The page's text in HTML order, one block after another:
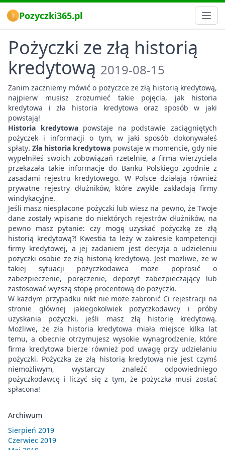
Pozyczki365.pl
Pożyczki ze złą historią
kredytową 2019-08-15
Zanim zaczniemy mówić o pożyczce ze złą historią kredytową,
najpierw musisz zrozumieć takie pojęcia, jak historia
kredytowa i zła historia kredytowa oraz sposób w jaki
powstają!
Historia kredytowa powstaje na podstawie zaciągniętych
pożyczek i informacji o tym, w jaki sposób dokonywałeś
spłaty. Zła historia kredytowa powstaje w momencie, gdy nie
wypełniłeś swoich zobowiązań rzetelnie, a firma wierzyciela
przekazała takie informacje do Banku Polskiego zgodnie z
zasadami rejestru kredytowego. W Polsce działają również
prywatne rejestry dłużników, które zwykle zakładają firmy
windykacyjne.
Jeśli masz niespłacone pożyczki lub wiesz na pewno, że Twoje
dane zostały wpisane do niektórych rejestrów dłużników, na
pewno masz pytanie: czy mogę uzyskać pożyczkę ze złą
historią kredytową?! Kwestia ta leży w zakresie kompetencji
firmy kredytowej, a jej zadaniem jest decyzja o udzieleniu
pożyczki osobie ze złą historią kredytową. Jest możliwe, że w
takiej sytuacji pożyczkodawca może poprosić o
zabezpieczenie, poręczenie, depozyt zabezpieczający lub
zastosować wyższą stopę procentową do pożyczki.
W każdym przypadku nikt nie może zabronić Ci rejestracji na
stronie głównej jakiegokolwiek pożyczkodawcy i próby
uzyskania pożyczki, jeśli masz złą historię kredytową.
Możliwe, że zła historia kredytowa miała miejsce kilka lat
temu, a obecnie otrzymujesz wysokie wynagrodzenie, które
firma kredytowa bierze również pod uwagę przy udzielaniu
pożyczki. Pożyczka ze złą historią kredytową nie jest czymś
niemożliwym, wystarczy znaleźć odpowiedniego
pożyczkodawcę i liczyć się z tym, że pożyczka musi zostać
spłacona!
Archiwum
Sierpień 2019
Czerwiec 2019